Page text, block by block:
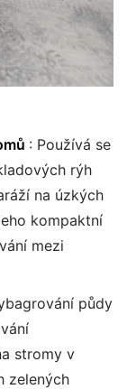
: Používá se
rýh
na úzkých
kompaktní
mezi
půdy
stromy v
zelených